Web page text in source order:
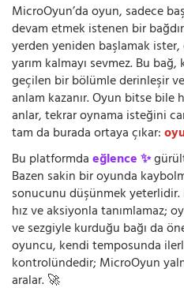
MicroOyun’da oyun, sadece
devam etmek istenen bir
yerden yeniden başlamak
yarım kalmayı sevmez. Bu
geçilen bir bölümle derinleşir
anlam kazanır. Oyun bitse bile
anlar, tekrar oynama isteğini
tam da burada ortaya çıkar:
Bu platformdaeğlence ✨
Bazen sakin bir oyunda
sonucunu düşünmek
hız ve aksiyonla tanımlamaz;
ve sezgiyle kurduğu bağı da
oyuncu, kendi temposunda
kontrolündedir; MicroOyun
aralar. 🚀